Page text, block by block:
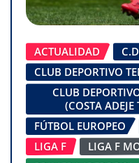
ACTUALIDAD
CLUB DEPORTIVO
CLUB
(COSTA ADEJE
FÚTBOL EUROPEO
LIGA F
LIGA F